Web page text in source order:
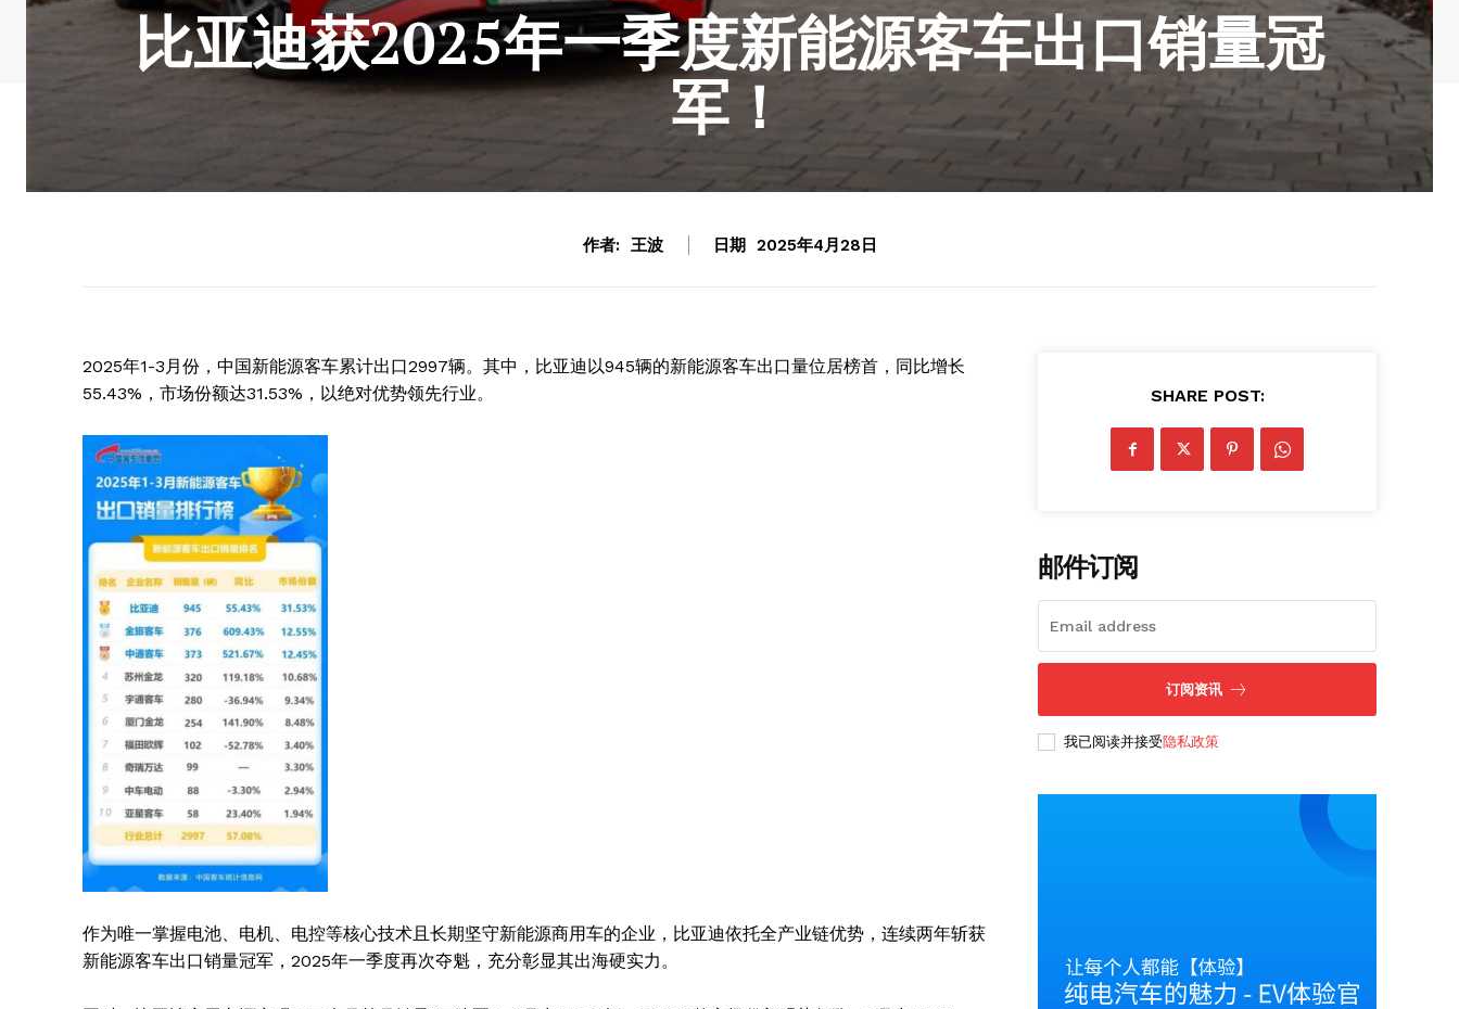
比亚迪获2025年一季度新能源客车出口销量冠
军！
作者: 王波 日期 2025年4月28日
2025年1-3月份，中国新能源客车累计出口2997辆。其中，比亚迪以945辆的新能源客车出口量位居榜首，同比增长
55.43%，市场份额达31.53%，以绝对优势领先行业。
作为唯一掌握电池、电机、电控等核心技术且长期坚守新能源商用车的企业，比亚迪依托全产业链优势，连续两年斩获
新能源客车出口销量冠军，2025年一季度再次夺魁，充分彰显其出海硬实力。
SHARE POST:
邮件订阅
订阅资讯
我已阅读并接受隐私政策